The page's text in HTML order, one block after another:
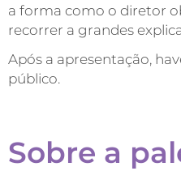
a forma como o diretor
recorrer a grandes
Após a apresentação,
público.
Sobre a